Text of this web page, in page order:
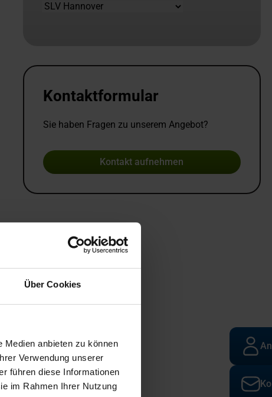
Über Cookies
Medien anbieten zu können
Verwendung unserer
führen diese Informationen
im Rahmen Ihrer Nutzung
Standort
Kontaktformular
Sie haben Fragen zu unserem Angebot?
Kontakt aufnehmen